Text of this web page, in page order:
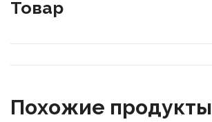
Товар
Похожие продукты